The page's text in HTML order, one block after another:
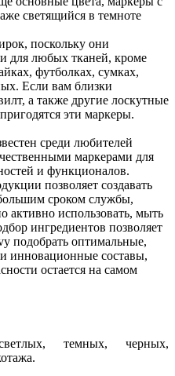
светящийся в темноте
поскольку они
для любых тканей, кроме
футболках, сумках,
Если вам близки
а также другие лоскутные
эти маркеры.
среди любителей
маркерами для
и функционалов.
позволяет создавать
сроком службы,
активно использовать, мыть
ингредиентов позволяет
подобрать оптимальные,
инновационные составы,
остается на самом
темных, черных,